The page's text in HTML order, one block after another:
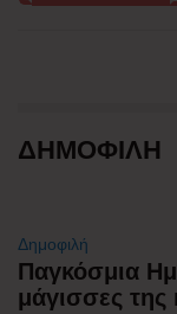
ΔΗΜΟΦΙΛΗ
Δημοφιλή
Παγκόσμια
μάγισσες της